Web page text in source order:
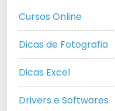
Cursos Online
Dicas de Fotografia
Dicas Excel
Drivers e Softwares